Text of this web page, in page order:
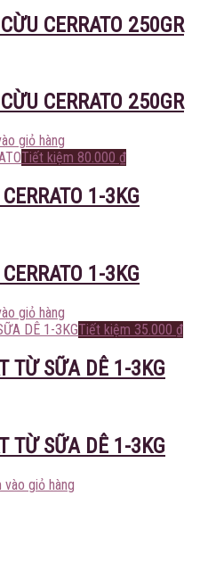
CERRATO 250GR
CERRATO 250GR
giỏ hàng
Tiết kiệm 80.000 ₫
1-3KG
1-3KG
giỏ hàng
Tiết kiệm 35.000 ₫
TỪ SỮA DÊ 1-3KG
TỪ SỮA DÊ 1-3KG
vào giỏ hàng